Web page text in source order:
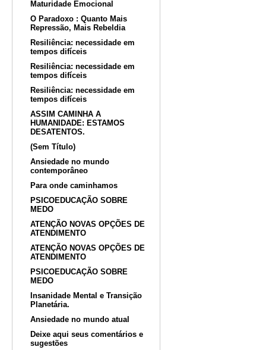
Maturidade Emocional
O Paradoxo : Quanto Mais
Repressão, Mais Rebeldia
Resiliência: necessidade em
tempos difíceis
Resiliência: necessidade em
tempos difíceis
Resiliência: necessidade em
tempos difíceis
ASSIM CAMINHA A
HUMANIDADE: ESTAMOS
DESATENTOS.
(Sem Título)
Ansiedade no mundo
contemporâneo
Para onde caminhamos
PSICOEDUCAÇÃO SOBRE
MEDO
ATENÇÃO NOVAS OPÇÕES DE
ATENDIMENTO
ATENÇÃO NOVAS OPÇÕES DE
ATENDIMENTO
PSICOEDUCAÇÃO SOBRE
MEDO
Insanidade Mental e Transição
Planetária.
Ansiedade no mundo atual
Deixe aqui seus comentários e
sugestões